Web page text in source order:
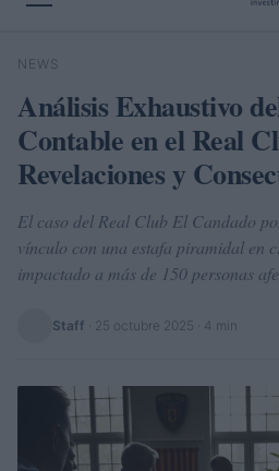
Buscar
NEWS
Análisis Exhaustivo
Contable en el Real
Revelaciones y
El caso del Real Club El Candado
vínculo con una estafa piramidal en
impactado a más de 150 personas
Staff 25 octubre 2025 · 4 min